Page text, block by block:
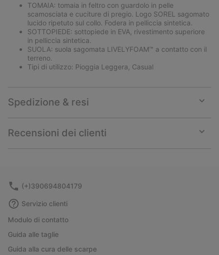
TOMAIA: tomaia in feltro con guardolo in pelle
scamosciata e cuciture di pregio. Logo SOREL sagomato
lucido ripetuto sul collo. Fodera in pelliccia sintetica.
SOTTOPIEDE: sottopiede in EVA, rivestimento superiore
in pelliccia sintetica.
SUOLA: suola sagomata LIVELYFOAM™ a contatto con il
terreno.
Tipi di utilizzo: Pioggia Leggera, Casual
Spedizione & resi
or
Recensioni dei clienti
or
(+)390694804179
Servizio clienti
Modulo di contatto
Guida alle taglie
Guida alla cura delle scarpe